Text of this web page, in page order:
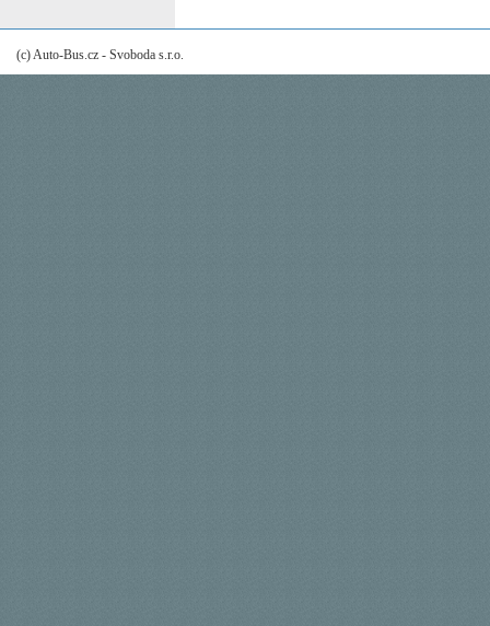
(c) Auto-Bus.cz - Svoboda s.r.o.